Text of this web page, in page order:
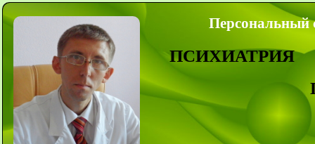
Персональный
ПСИХИАТРИЯ